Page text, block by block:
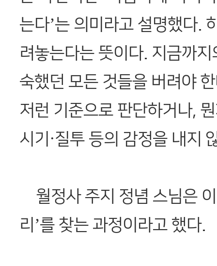
는다’는 의미라고 설명했다.
려놓는다는 뜻이다. 지금까
숙했던 모든 것들을 버려야
저런 기준으로 판단하거나,
시기·질투 등의 감정을 내지
월정사 주지 정념 스님은
리’를 찾는 과정이라고 했다.